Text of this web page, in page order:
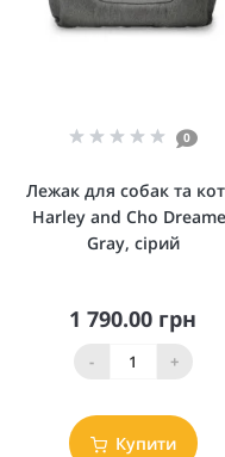
0
Лежак для собак та
Harley and Cho
Gray, сірий
1 790.00 грн
- +
Купити